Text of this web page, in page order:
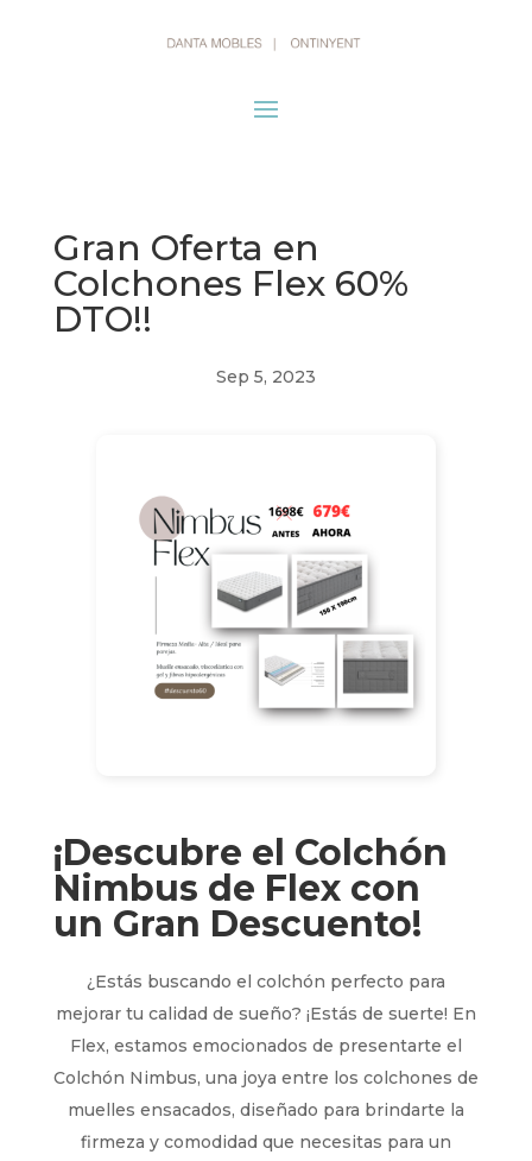
Gran Oferta en
Colchones Flex 60%
DTO!!
Sep 5, 2023
¡Descubre el Colchón
Nimbus de Flex con
un Gran Descuento!
¿Estás buscando el colchón perfecto para
mejorar tu calidad de sueño? ¡Estás de suerte! En
Flex, estamos emocionados de presentarte el
Colchón Nimbus, una joya entre los colchones de
muelles ensacados, diseñado para brindarte la
firmeza y comodidad que necesitas para un